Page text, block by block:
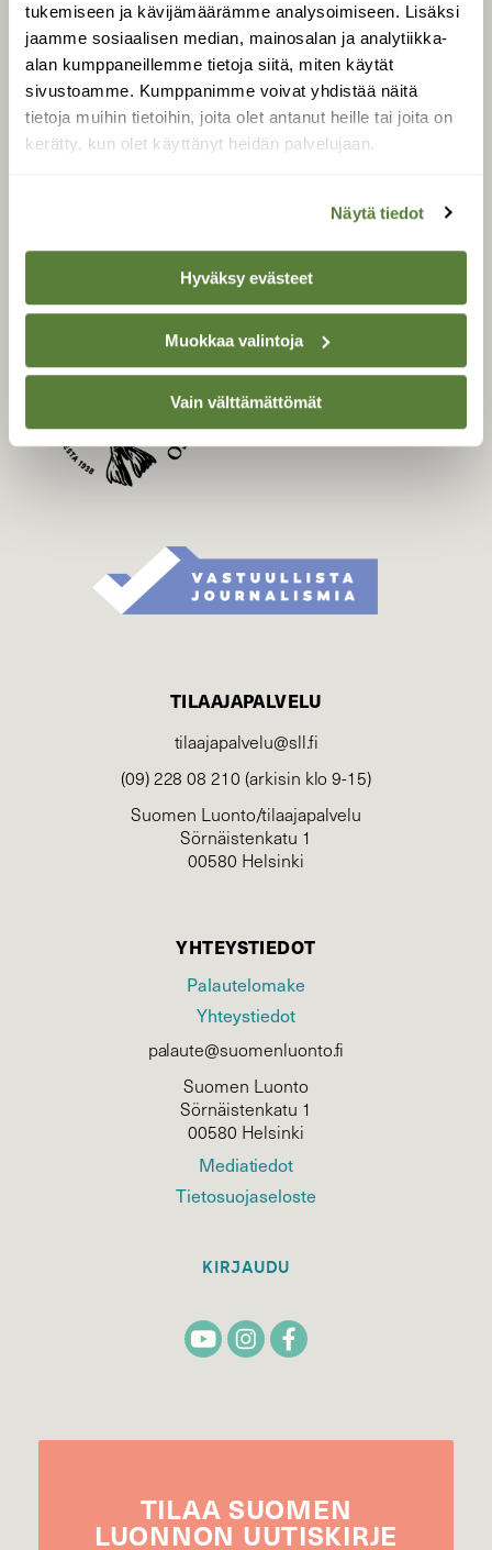
tukemiseen ja kävijämäärämme analysoimiseen. Lisäksi
jaamme sosiaalisen median, mainosalan ja analytiikka-
alan kumppaneillemme tietoja siitä, miten käytät
sivustoamme. Kumppanimme voivat yhdistää näitä
tietoja muihin tietoihin, joita olet antanut heille tai joita on
kerätty, kun olet käyttänyt heidän palvelujaan.
Näytä tiedot
Hyväksy evästeet
Muokkaa valintoja
Vain välttämättömät
LEHTI
Uusin lehti
Tilaa Suomen Luonto
Tilaa digilukuoikeus
Tilaa uutiskirje
SUOMEN LUONNON­
Suomen Luonto -lehden
luonnonsuojelu­liitto
TILAAJAPALVELU
tilaajapalvelu@sll.fi
(09) 228 08 210 (arkisin klo 9-15)
Suomen Luonto/tilaajapalvelu
Sörnäistenkatu 1
00580 Helsinki
YHTEYSTIEDOT
Palautelomake
Yhteystiedot
palaute@suomenluonto.fi
Suomen Luonto
Sörnäistenkatu 1
00580 Helsinki
Mediatiedot
Tietosuojaseloste
KIRJAUDU
TILAA SUOMEN
LUONNON UUTIS­KIRJE